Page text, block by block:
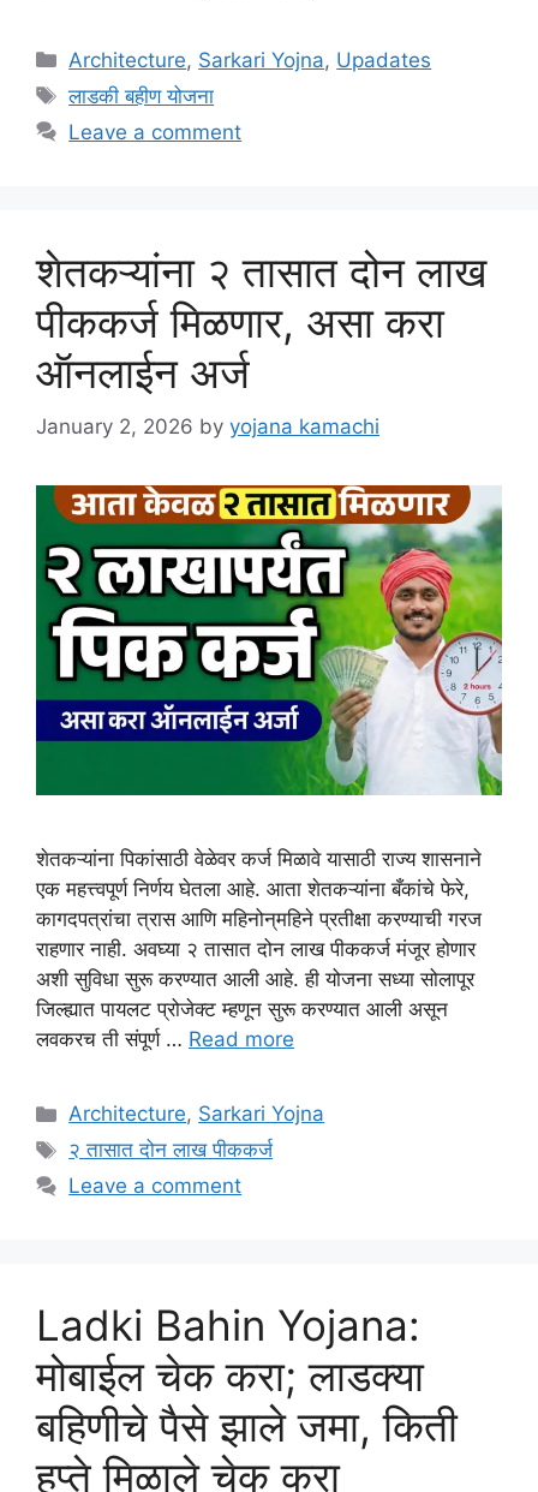
Categories
Architecture, Sarkari Yojna, Upadates
Tags
लाडकी बहीण योजना
Leave a comment
शेतकऱ्यांना २ तासात दोन लाख
पीककर्ज मिळणार, असा करा
ऑनलाईन अर्ज
January 2, 2026 by yojana kamachi
शेतकऱ्यांना पिकांसाठी वेळेवर कर्ज मिळावे यासाठी राज्य शासनाने
एक महत्त्वपूर्ण निर्णय घेतला आहे. आता शेतकऱ्यांना बँकांचे फेरे,
कागदपत्रांचा त्रास आणि महिनोन्‌महिने प्रतीक्षा करण्याची गरज
राहणार नाही. अवघ्या २ तासात दोन लाख पीककर्ज मंजूर होणार
अशी सुविधा सुरू करण्यात आली आहे. ही योजना सध्या सोलापूर
जिल्ह्यात पायलट प्रोजेक्ट म्हणून सुरू करण्यात आली असून
लवकरच ती संपूर्ण … Read more
Categories
Architecture, Sarkari Yojna
Tags
२ तासात दोन लाख पीककर्ज
Leave a comment
Ladki Bahin Yojana:
मोबाईल चेक करा; लाडक्या
बहिणीचे पैसे झाले जमा, किती
हप्ते मिळाले चेक करा